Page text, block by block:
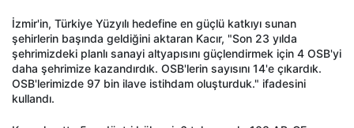
İzmir'in, Türkiye Yüzyılı hedefine en güçlü katkıyı sunan
şehirlerin başında geldiğini aktaran Kacır, "Son 23 yılda
şehrimizdeki planlı sanayi altyapısını güçlendirmek için 4 OSB'yi
daha şehrimize kazandırdık. OSB'lerin sayısını 14'e çıkardık.
OSB'lerimizde 97 bin ilave istihdam oluşturduk." ifadesini
kullandı.